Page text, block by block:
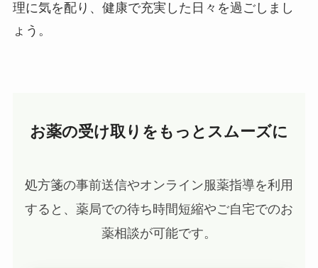
理に気を配り、健康で充実した日々を過ごしまし
ょう。
お薬の受け取りをもっとスムーズに
処方箋の事前送信やオンライン服薬指導を利用
すると、薬局での待ち時間短縮やご自宅でのお
薬相談が可能です。